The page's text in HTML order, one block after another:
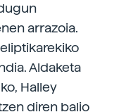
arrazoia.
Aldaketa
Halley
diren balio